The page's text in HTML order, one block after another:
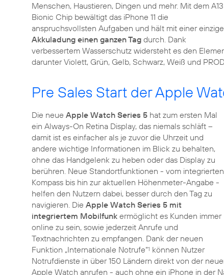
Menschen, Haustieren, Dingen und mehr. Mit dem A13
Bionic Chip bewältigt das iPhone 11 die
anspruchsvollsten Aufgaben und hält mit einer
Akkuladung einen ganzen Tag durch. Dank
verbessertem Wasserschutz widersteht es den
darunter Violett, Grün, Gelb, Schwarz, Weiß und
Pre Sales Start der Apple
Die neue Apple Watch Series 5 hat zum ersten Mal
ein Always-On Retina Display, das niemals schläft –
damit ist es einfacher als je zuvor die Uhrzeit und
andere wichtige Informationen im Blick zu behalten,
ohne das Handgelenk zu heben oder das Display zu
berühren. Neue Standortfunktionen - vom integrierten
Kompass bis hin zur aktuellen Höhenmeter-Angabe -
helfen den Nutzern dabei, besser durch den Tag zu
navigieren. Die Apple Watch Series 5 mit
integriertem Mobilfunk ermöglicht es Kunden immer
online zu sein, sowie jederzeit Anrufe und
Textnachrichten zu empfangen. Dank der neuen
Funktion „Internationale Notrufe“1 können Nutzer
Notrufdienste in über 150 Ländern direkt von der
Apple Watch anrufen - auch ohne ein iPhone in der